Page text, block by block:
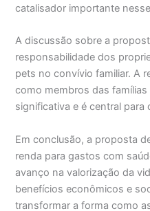
catalisador importante
A discussão sobre a
responsabilidade dos
pets no convívio familiar. A
como membros das
significativa e é central para
Em conclusão, a proposta
renda para gastos com
avanço na valorização da
benefícios econômicos e
transformar a forma como